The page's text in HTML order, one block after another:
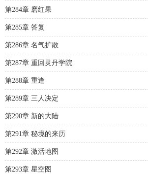
第284章 磨红果
第285章 答复
第286章 名气扩散
第287章 重回灵丹学院
第288章 重逢
第289章 三人决定
第290章 新的大陆
第291章 秘境的来历
第292章 激活地图
第293章 星空图